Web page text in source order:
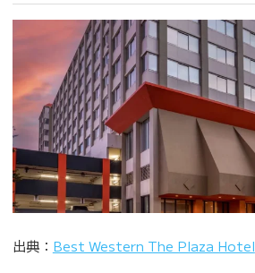
出典： Best Western The Plaza Hotel